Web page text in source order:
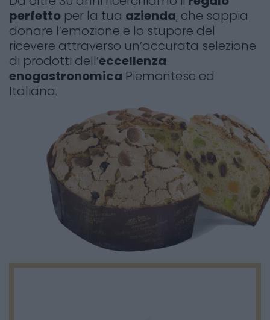
perfetto per la tua azienda, che sappia
donare l’emozione e lo stupore del
ricevere attraverso un’accurata selezione
di prodotti dell’eccellenza
enogastronomica Piemontese ed
Italiana.